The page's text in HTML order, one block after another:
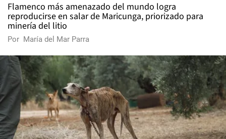
Flamenco más amenazado del mundo logra
reproducirse en salar de Maricunga, priorizado para
minería del litio
Por María del Mar Parra